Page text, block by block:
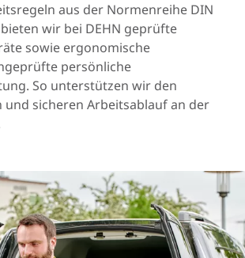
aus der Normenreihe DIN
bieten wir bei DEHN geprüfte
sowie ergonomische
persönliche
So unterstützen wir den
und sicheren Arbeitsablauf an der